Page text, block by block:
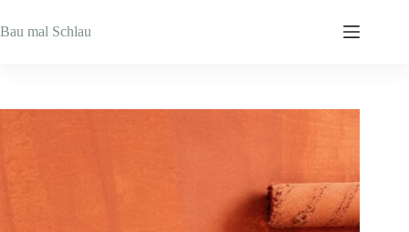
Inhalt
springen
Bau mal Schlau